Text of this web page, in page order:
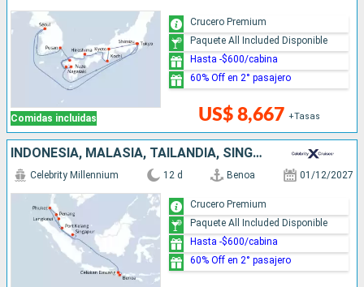
Comidas incluidas US$ 8,667 +Tasas
Crucero Premium
Paquete All Included Disponible
Hasta -$600/cabina
60% Off en 2° pasajero
INDONESIA, MALASIA, TAILANDIA, SINGAPUR
Celebrity Millennium 12 d Benoa 01/12/2027
Crucero Premium
Paquete All Included Disponible
Hasta -$600/cabina
60% Off en 2° pasajero